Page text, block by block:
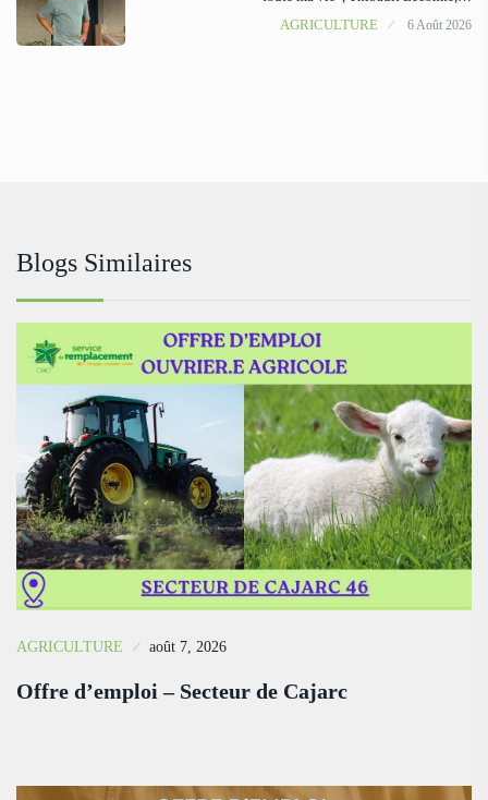
AGRICULTURE
6 Août 2026
Blogs Similaires
AGRICULTURE août 7, 2026
Offre d’emploi – Secteur de Cajarc